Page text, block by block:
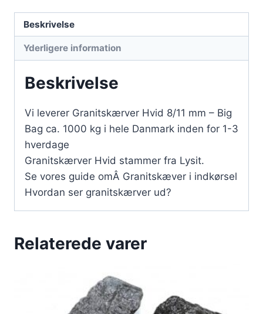
Beskrivelse
Yderligere information
Beskrivelse
Vi leverer Granitskærver Hvid 8/11 mm – Big
Bag ca. 1000 kg i hele Danmark inden for 1-3
hverdage
Granitskærver Hvid stammer fra Lysit.
Se vores guide omÂ Granitskæver i indkørsel
Hvordan ser granitskærver ud?
Relaterede varer